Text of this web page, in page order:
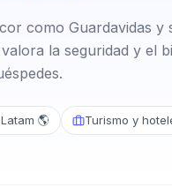
como Guardavidas y
la seguridad y el
🌎 Turismo y